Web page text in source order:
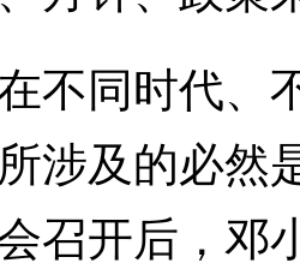
同时代、
涉及的必然
召开后，邓